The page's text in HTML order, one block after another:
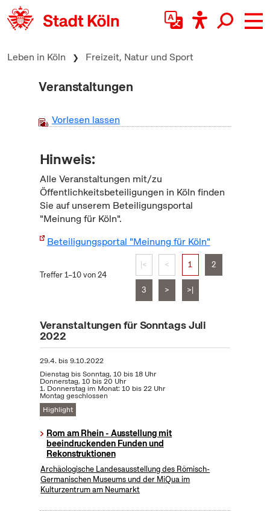
zum Inhalt springen
Leben in Köln Freizeit, Natur und Sport
Veranstaltungen
Vorlesen lassen
Hinweis:
Alle Veranstaltungen mit/zu
Öffentlichkeitsbeteiligungen in Köln finden
Sie auf unserem Beteiligungsportal
"Meinung für Köln".
Beteiligungsportal "Meinung für Köln"
Treffer 1–10 von 24
|< < 1 2
3 > >|
Veranstaltungen für Sonntags Juli
2022
29.4. bis9.10.2022
Dienstag bis Sonntag, 10 bis 18 Uhr
Donnerstag, 10 bis 20 Uhr
1. Donnerstag im Monat: 10 bis 22 Uhr
Montag geschlossen
Highlight
Rom am Rhein - Ausstellung mit
beeindruckenden Funden und
Rekonstruktionen
Archäologische Landesausstellung des Römisch-
Germanischen Museums und der MiQua im
Kulturzentrum am Neumarkt